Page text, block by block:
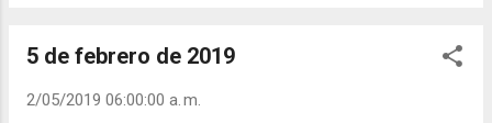
entonces luz” dice san Juan de la Cruz. La fe es
Maestro del Universo y a tener la convicción de
5 de febrero de 2019
2/05/2019 06:00:00 a. m.